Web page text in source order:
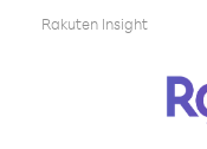
Rakuten Insight